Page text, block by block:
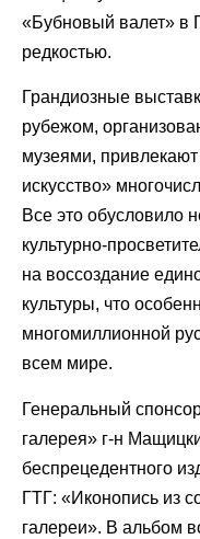
«Бубновый валет» в
редкостью.
Грандиозные
рубежом,
музеями,
искусство»
Все это обусловило
культурно-
на воссоздание
культуры, что
многомиллионной
всем мире.
Генеральный
галерея» г-н
беспрецедентного
ГТГ: «Иконопись из
галереи». В альбом